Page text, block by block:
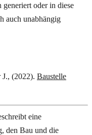
oder in diese
auch unabhängig
(2022). Baustelle
eine
den Bau und die